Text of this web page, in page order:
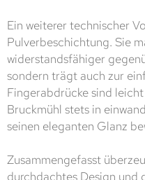
Ein weiterer technischer
Pulverbeschichtung. Sie
widerstandsfähiger
sondern trägt auch zur
Fingerabdrücke sind
Bruckmühl stets in
seinen eleganten Glanz
Zusammengefasst
durchdachtes Design und